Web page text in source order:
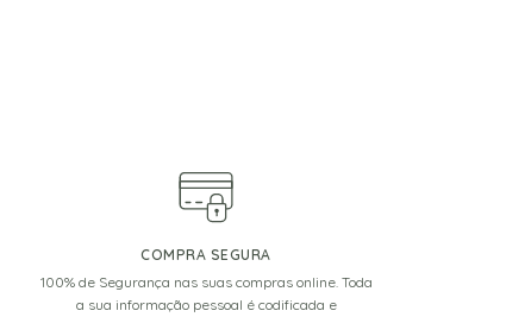
COMPRA SEGURA
100% de Segurança nas suas compras online. Toda
a sua informação pessoal é codificada e